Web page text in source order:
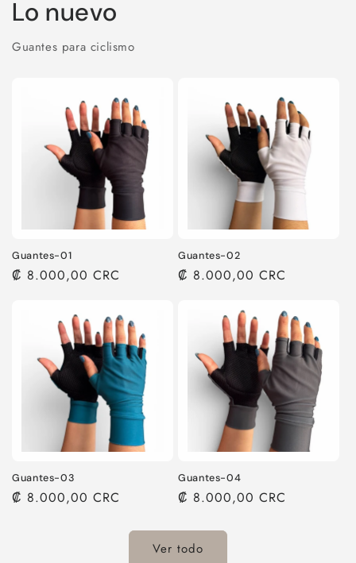
Lo nuevo
Guantes para ciclismo
Guantes-01
Precio
₡ 8.000,00 CRC
Guantes-02
Precio
₡ 8.000,00 CRC
Guantes-03
Precio
₡ 8.000,00 CRC
Guantes-04
Precio
₡ 8.000,00 CRC
Ver todo
Licra de ciclismo plus
₡ 30.000,00